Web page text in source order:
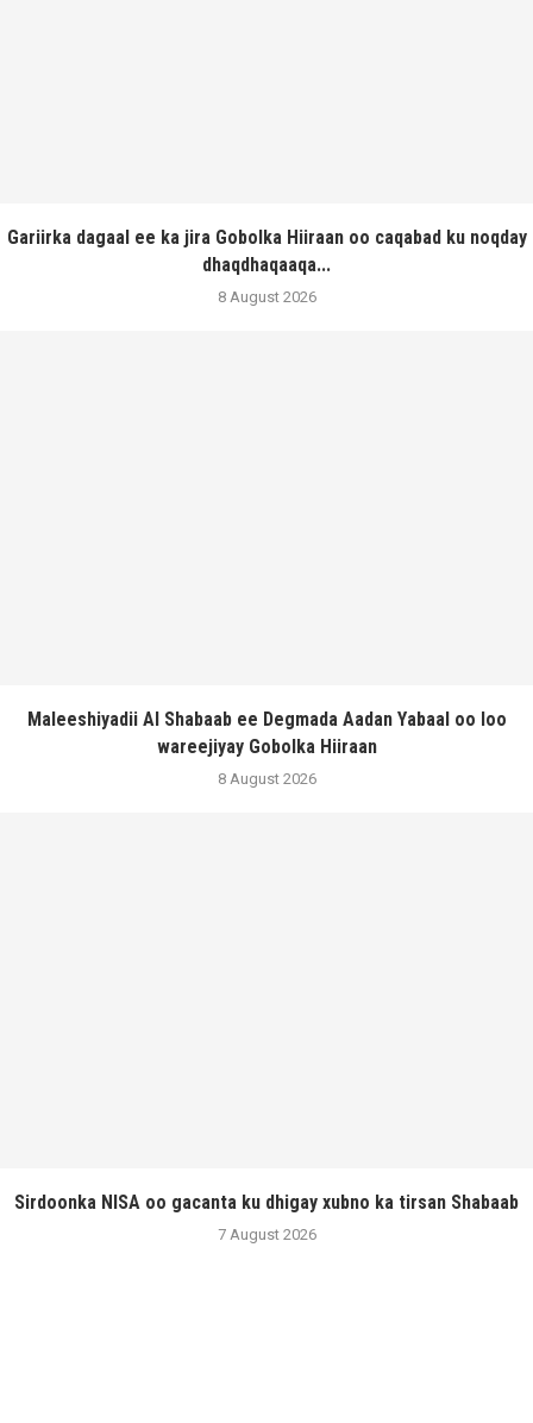
Gariirka dagaal ee ka jira Gobolka Hiiraan oo caqabad ku noqday
dhaqdhaqaaqa...
8 August 2026
Maleeshiyadii Al Shabaab ee Degmada Aadan Yabaal oo loo
wareejiyay Gobolka Hiiraan
8 August 2026
Sirdoonka NISA oo gacanta ku dhigay xubno ka tirsan Shabaab
7 August 2026